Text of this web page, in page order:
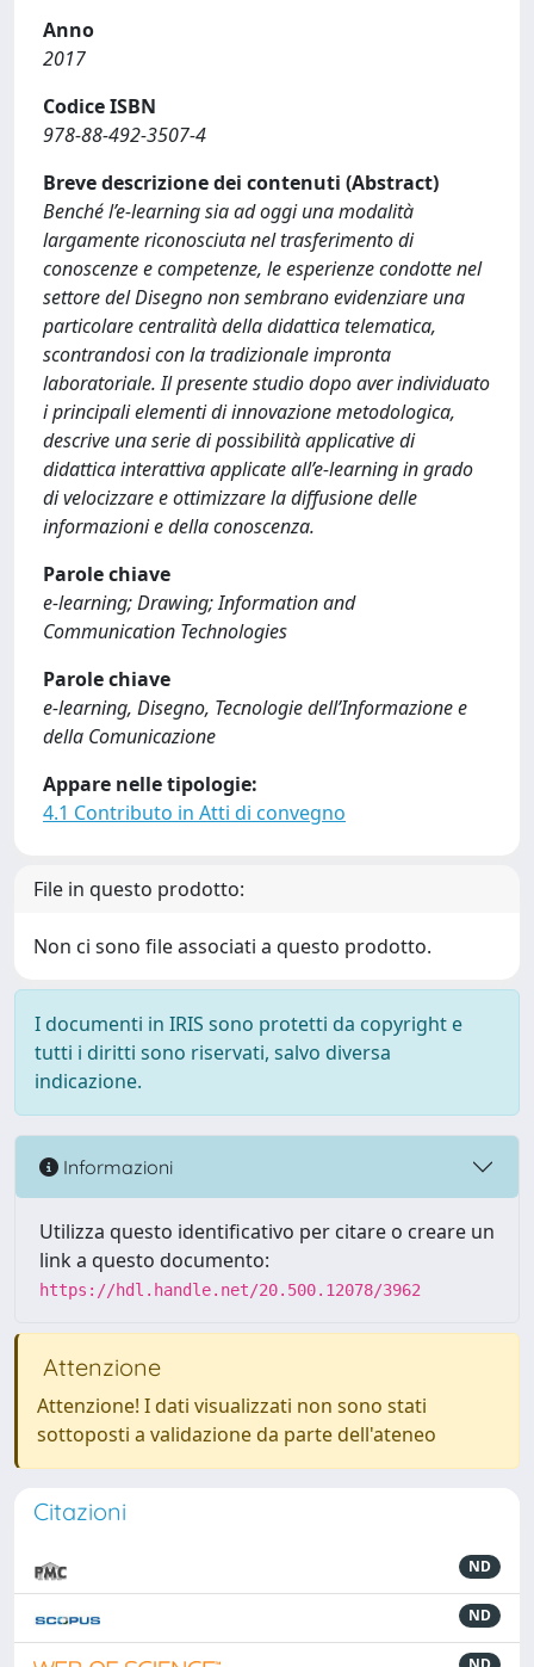
Anno
2017
Codice ISBN
978-88-492-3507-4
Breve descrizione dei contenuti (Abstract)
Benché l’e-learning sia ad oggi una modalità
largamente riconosciuta nel trasferimento di
conoscenze e competenze, le esperienze condotte nel
settore del Disegno non sembrano evidenziare una
particolare centralità della didattica telematica,
scontrandosi con la tradizionale impronta
laboratoriale. Il presente studio dopo aver individuato
i principali elementi di innovazione metodologica,
descrive una serie di possibilità applicative di
didattica interattiva applicate all’e-learning in grado
di velocizzare e ottimizzare la diffusione delle
informazioni e della conoscenza.
Parole chiave
e-learning; Drawing; Information and
Communication Technologies
Parole chiave
e-learning, Disegno, Tecnologie dell’Informazione e
della Comunicazione
Appare nelle tipologie:
4.1 Contributo in Atti di convegno
File in questo prodotto:
Non ci sono file associati a questo prodotto.
I documenti in IRIS sono protetti da copyright e
tutti i diritti sono riservati, salvo diversa
indicazione.
Informazioni
Utilizza questo identificativo per citare o creare un
link a questo documento:
https://hdl.handle.net/20.500.12078/3962
Attenzione
Attenzione! I dati visualizzati non sono stati
sottoposti a validazione da parte dell'ateneo
Citazioni
ND
ND